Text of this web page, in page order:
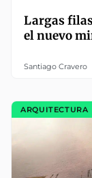
Largas
el nuevo
Santiago Cravero
ARQUITECTURA